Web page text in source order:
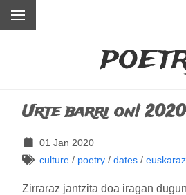
Urte barri on! 2020
01 Jan 2020
culture/ poetry/ dates/ euskaraz
Zirraraz jantzita doa iragan